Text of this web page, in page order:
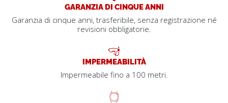
GARANZIA DI CINQUE ANNI
Garanzia di cinque anni, trasferibile, senza registrazione né
revisioni obbligatorie.
IMPERMEABILITÀ
Impermeabile fino a 100 metri.